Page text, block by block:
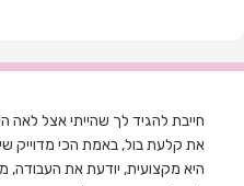
חייבת להגיד לך שהייתי אצל לאה
את קלעת בול, באמת הכי מדוייק
היא מקצועית, יודעת את העבודה,